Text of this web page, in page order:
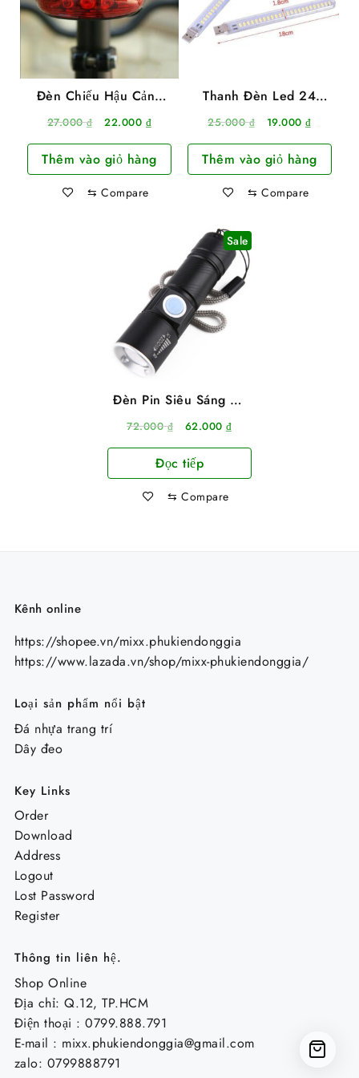
Đèn Chiếu Hậu Cảnh
BÁo Gắn Sau Xe Đạp
27.000₫
Giá
là:
27.000 ₫.
22.000 ₫Giá
tại
là:
Thêm vào giỏ hàng
⇆ Compare
Thanh Đèn Led 24
Bóng Cắm Cổng Usb
Siêu Sáng Dài 18cm
25.000₫
Giá
là:
25.000 ₫.
19.000₫Giá
tại
là:
Thêm vào giỏ hàng
⇆ Compare
Sale
Đèn Pin Siêu Sáng Vỏ
Nhôm Zoom 4X 3 Chế
Độ Siêu Sáng
72.000₫
Giá
là:
72.000 ₫.
62.000₫Giá
là:
Đọc tiếp
⇆ Compare
Kênh online
https://shopee.vn/mixx.phukiendonggia
https://www.lazada.vn/shop/mixx-phukiendonggia/
Loại sản phẩm nổi bật
Đá nhựa trang trí
Dây đeo
Key Links
Order
Download
Address
Logout
Lost Password
Register
Thông tin liên hệ.
Shop Online
Địa chỉ: Q.12, TP.HCM
Điện thoại : 0799.888.791
E-mail : mixx.phukiendonggia@gmail.com
zalo: 0799888791